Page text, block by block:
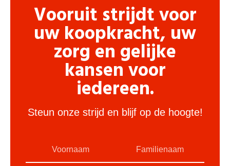
Vooruit strijdt voor
uw koopkracht, uw
zorg en gelijke
kansen voor
iedereen.
Steun onze strijd en blijf op de hoogte!